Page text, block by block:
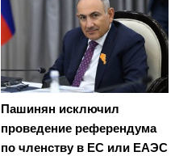
Пашинян исключил
проведение референдума
по членству в ЕС или ЕАЭС